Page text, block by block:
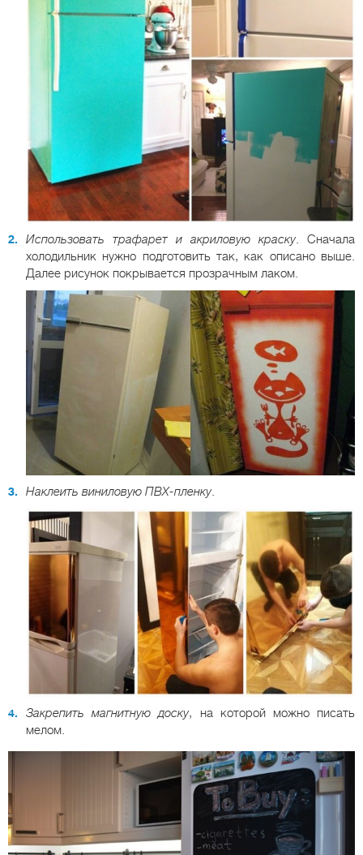
Использовать трафарет и акриловую краску. Сначала
холодильник нужно подготовить так, как описано выше.
Далее рисунок покрывается прозрачным лаком.
Наклеить виниловую ПВХ-пленку.
Закрепить магнитную доску, на которой можно писать
мелом.